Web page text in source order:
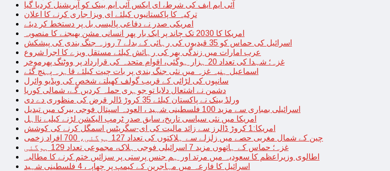
آئی ایم ایف کی شرط، ای ایکس آئی ایم بینک کو آپریشنل کردیا گیا
ترکیہ کا پاکستانیوں کیلئے ای ویزا جاری کرنے کا اعلان
امریکی صدر نے دفاعی پالیسی بل پر دستخط کر دیئے
امریکا کا 2030 تک چاند پر ایک بار پھر انسانی مشن بھیجنے کا منصوبہ
اسرائیل کی حماس کو 35 قیدیوں کی رہائی کے بدلے 7 روزہ جنگ بندی کی پیشکش
عرب امارات میں زندگی بھر کی رہائش کیلئے مستقل ویزے کا اجرا شروع
غزہ؛ شہدا کی تعداد 20 ہزار ہوگئی، اقوام متحدہ کی قرارداد پر ووٹنگ پھرموخر
اسماعیل ہنیہ غزہ میں نئی جنگ بندی پر بات چیت کیلئے قاہرہ پہنچ گئے
سانپوں کی لڑائی کے قریب گولف کھیلتے شخص کی ویڈیو وائرل
دشمن نے اشتعال دلایا تو جوہری حملہ کردیں گے، شمالی کوریا
ورلڈ بینک نے پاکستان کیلئے 35 کروڑ ڈالر قرض کی منظوری دے دی
اسرائیلی بمباری سے مزید 100 فلسطینی شہید ، العودہ اسپتال فوجی بیرک میں تبدیل
امریکا میں نئی سیاسی تاریخ، سابق صدر ٹرمپ الیکشن لڑنے کیلیے نااہل
امریکا:1 کروڑ ڈالرز سے زائد مالیت کی ای-سگریٹس اسمگل کرنے کی کوشش
چین کے شمال مغربی حصے میں زلزلے سے ہلاکتوں کی تعداد 127 ہوگئی، 700 افراد زخمی
غزہ؛ حماس کے ہاتھوں مزید 7 اسرائیلی فوجی ہلاک، مجموعی تعداد 129 ہوگئی
اطالوی وزیراعظم کا سعودیہ میں مرتد اور ہم جنس پرستی پر سزائیں ختم کرنے کا مطالبہ
اسرائیل کا فارعہ میں مہاجرین کے کیمپ پر چھاپہ، 4 فلسطینی شہید